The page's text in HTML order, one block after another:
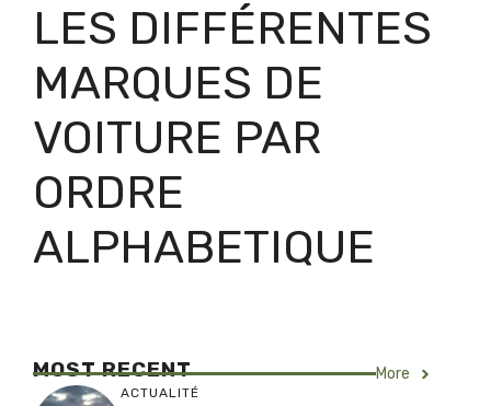
LES DIFFÉRENTES
MARQUES DE
VOITURE PAR
ORDRE
ALPHABETIQUE
MOST RECENT More
ACTUALITÉ